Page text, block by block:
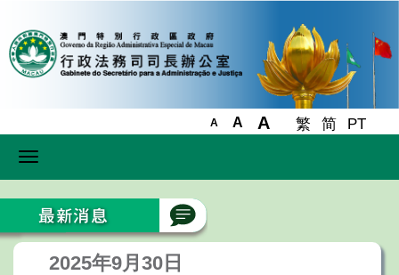
A A A 繁 简 PT
Toggle
2025年9月30日